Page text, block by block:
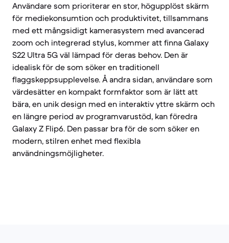
Användare som prioriterar en stor, högupplöst skärm
för mediekonsumtion och produktivitet, tillsammans
med ett mångsidigt kamerasystem med avancerad
zoom och integrerad stylus, kommer att finna Galaxy
S22 Ultra 5G väl lämpad för deras behov. Den är
idealisk för de som söker en traditionell
flaggskeppsupplevelse. Å andra sidan, användare som
värdesätter en kompakt formfaktor som är lätt att
bära, en unik design med en interaktiv yttre skärm och
en längre period av programvarustöd, kan föredra
Galaxy Z Flip6. Den passar bra för de som söker en
modern, stilren enhet med flexibla
användningsmöjligheter.